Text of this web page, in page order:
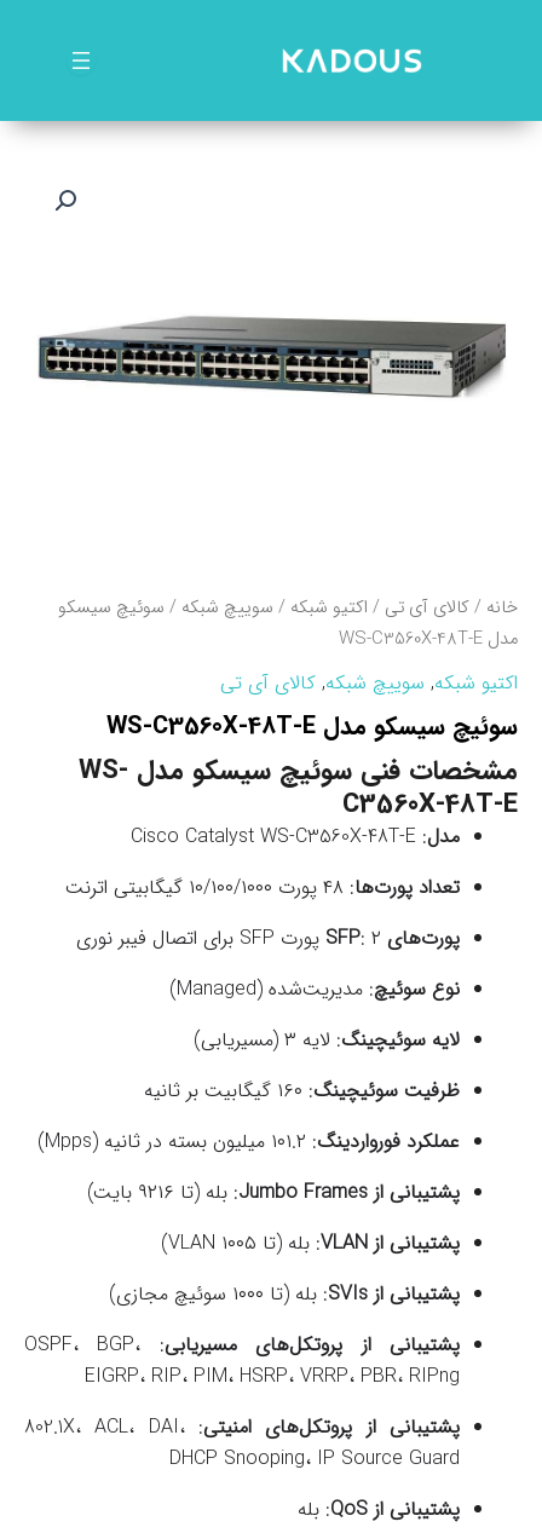
خانه /کالای آی تی / اکتیو شبکه / سوییچ شبکه / سوئیچ سیسکو
مدل WS-C3560X-48T-E
اکتیو شبکه, سوییچ شبکه, کالای آی تی
سوئیچ سیسکو مدل WS-C3560X-48T-E
مشخصات فنی سوئیچ سیسکو مدل WS-
C3560X-48T-E
مدل:
Cisco Catalyst WS-C3560X-48T-E
تعداد پورت‌ها: ۴۸ پورت ۱۰/۱۰۰/۱۰۰۰ گیگابیتی اترنت
پورت‌های SFP
: ۲ پورت SFP برای اتصال فیبر نوری
نوع سوئیچ: مدیریت‌شده (Managed)
لایه سوئیچینگ: لایه ۳ (مسیریابی)
ظرفیت سوئیچینگ: ۱۶۰ گیگابیت بر ثانیه
عملکرد فورواردینگ: ۱۰۱.۲ میلیون بسته در ثانیه (Mpps)
پشتیبانی از Jumbo Frames
: بله (تا ۹۲۱۶ بایت)
پشتیبانی از VLAN
: بله (تا ۱۰۰۵ VLAN)
پشتیبانی از SVIs
: بله (تا ۱۰۰۰ سوئیچ مجازی)
پشتیبانی از پروتکل‌های مسیریابی: OSPF، BGP،
EIGRP، RIP، PIM، HSRP، VRRP، PBR، RIPng
پشتیبانی از پروتکل‌های امنیتی:802.1X، ACL، DAI،
DHCP Snooping، IP Source Guard
پشتیبانی از QoS
: بله